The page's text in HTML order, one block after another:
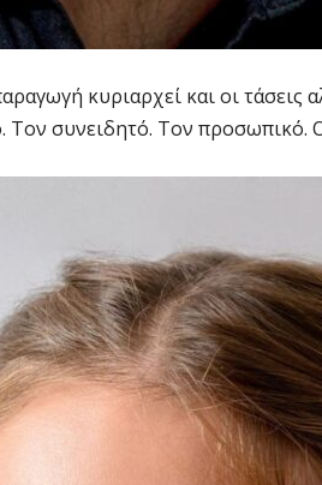
κυριαρχεί και οι
Τον συνειδητό. Τον προσωπικό.